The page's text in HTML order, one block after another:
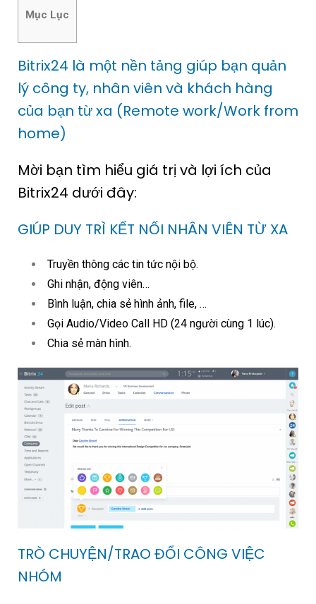
Mục Lục
Bitrix24 là một nền tảng giúp bạn quản
lý công ty, nhân viên và khách hàng
của bạn từ xa (Remote work/Work from
home)
Mời bạn tìm hiểu giá trị và lợi ích của
Bitrix24 dưới đây:
GIÚP DUY TRÌ KẾT NỐI NHÂN VIÊN TỪ XA
Truyền thông các tin tức nội bộ.
Ghi nhận, động viên…
Bình luận, chia sẻ hình ảnh, file, …
Gọi Audio/Video Call HD (24 người cùng 1 lúc).
Chia sẻ màn hình.
TRÒ CHUYỆN/TRAO ĐỔI CÔNG VIỆC
NHÓM